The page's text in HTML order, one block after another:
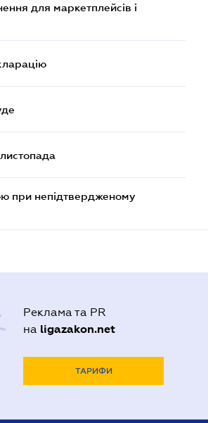
для маркетплейсів і
при непідтвердженому
Реклама та PR
на ligazakon.net
ТАРИФИ